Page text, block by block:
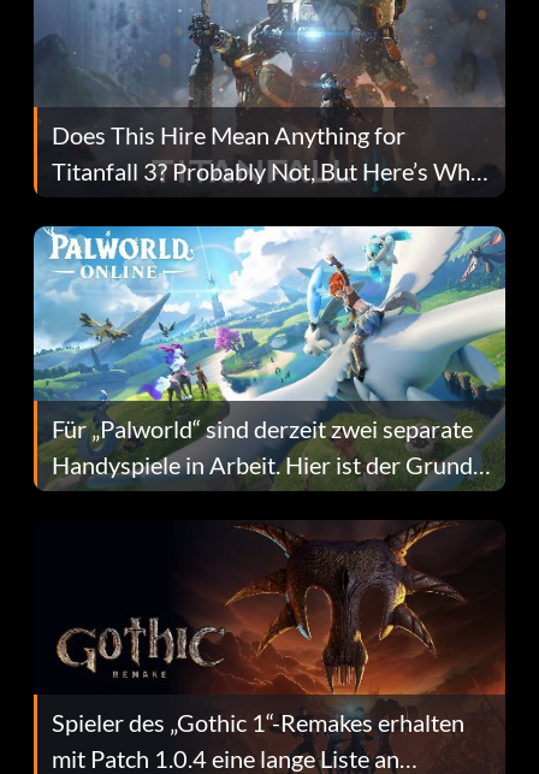
Does This Hire Mean Anything for
Titanfall 3? Probably Not, But Here’s Why
Fans Are Hopeful
Für „Palworld“ sind derzeit zwei separate
Handyspiele in Arbeit. Hier ist der Grund
dafür.
Spieler des „Gothic 1“-Remakes erhalten
mit Patch 1.0.4 eine lange Liste an